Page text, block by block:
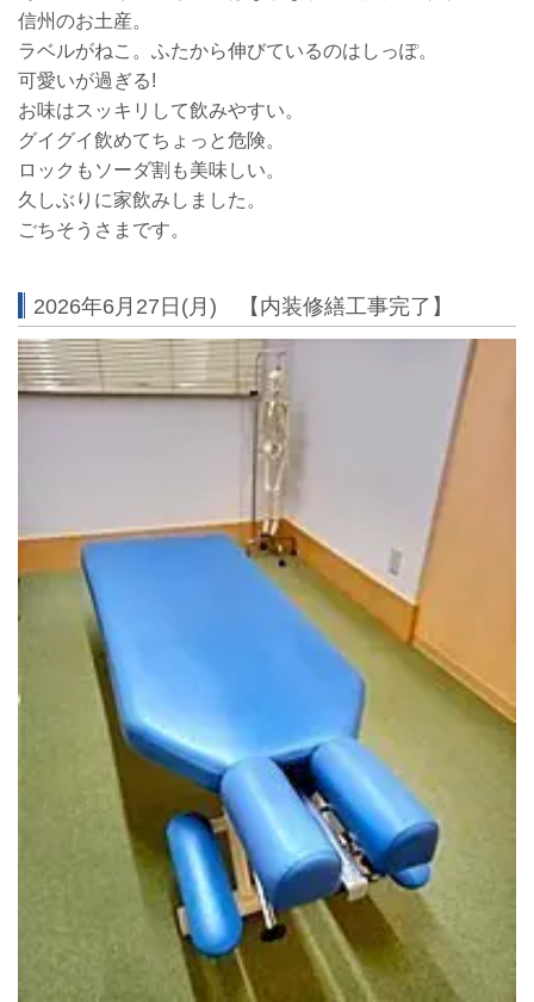
信州のお土産。
ラベルがねこ。ふたから伸びているのはしっぽ。
可愛いが過ぎる!
お味はスッキリして飲みやすい。
グイグイ飲めてちょっと危険。
ロックもソーダ割も美味しい。
久しぶりに家飲みしました。
ごちそうさまです。
2026年6月27日(月) 【内装修繕工事完了】